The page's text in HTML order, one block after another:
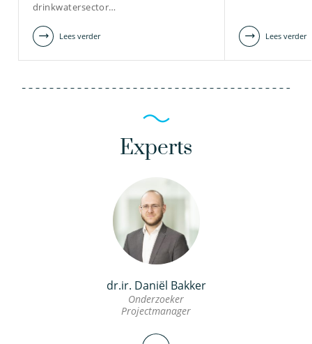
drinkwatersector…
Lees verder Lees verder
Experts
dr.ir. Daniël Bakker
Onderzoeker
Projectmanager